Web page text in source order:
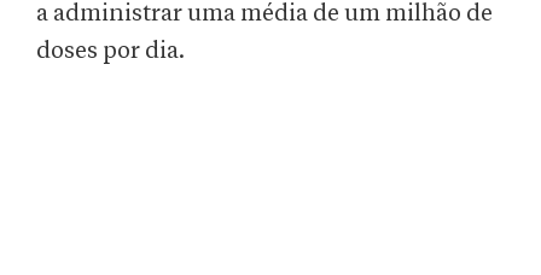
a administrar uma média de um milhão de
doses por dia.